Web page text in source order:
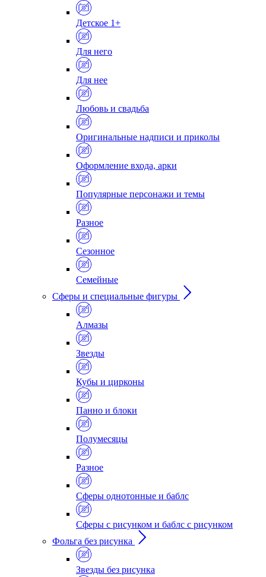
Детское 1+
Для него
Для нее
Любовь и свадьба
Оригинальные надписи и приколы
Оформление входа, арки
Популярные персонажи и темы
Разное
Сезонное
Семейные
Сферы и специальные фигуры
Алмазы
Звезды
Кубы и цирконы
Панно и блоки
Полумесяцы
Разное
Сферы однотонные и баблс
Сферы с рисунком и баблс с рисунком
Фольга без рисунка
Звезды без рисунка